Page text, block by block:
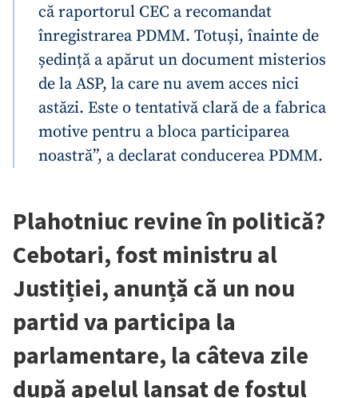
că raportorul CEC a recomandat
înregistrarea PDMM. Totuși, înainte de
ședință a apărut un document misterios
de la ASP, la care nu avem acces nici
astăzi. Este o tentativă clară de a fabrica
motive pentru a bloca participarea
noastră”, a declarat conducerea PDMM.
Plahotniuc revine în politică?
Cebotari, fost ministru al
Justiției, anunță că un nou
partid va participa la
parlamentare, la câteva zile
după apelul lansat de fostul